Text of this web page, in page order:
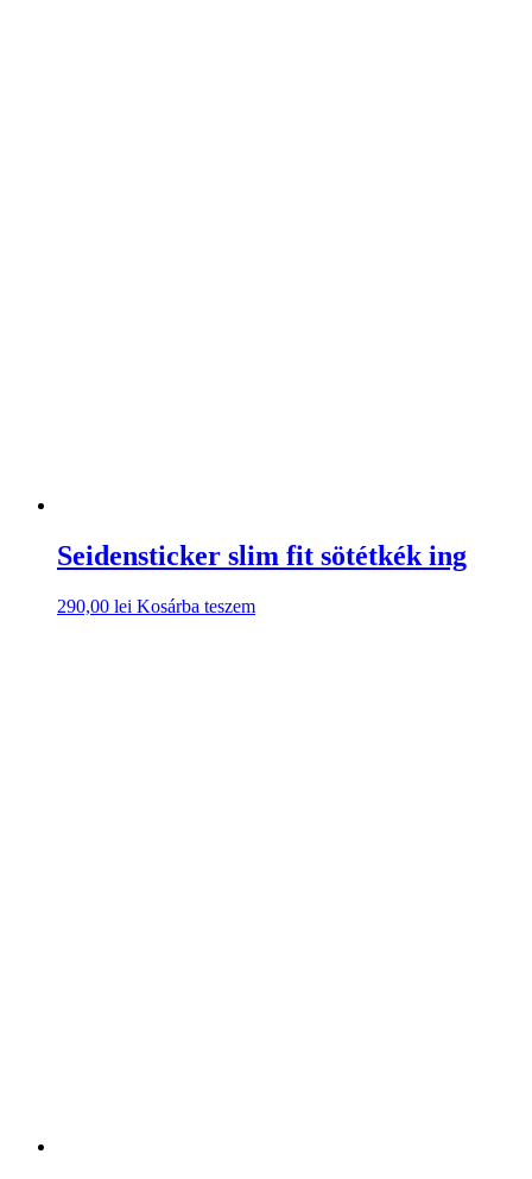
Seidensticker slim fit sötétkék ing
290,00 lei Kosárba teszem